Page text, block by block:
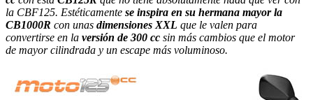
la CBF125. Estéticamente se inspira en su hermana mayor la
CB1000R con unas dimensiones XXL que le valen para
convertirse en la versión de 300 cc sin más cambios que el motor
de mayor cilindrada y un escape más voluminoso.